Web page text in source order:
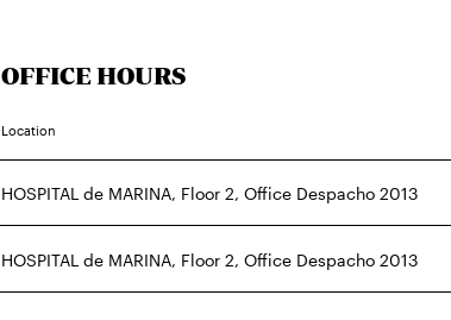
OFFICE HOURS
Location
HOSPITAL de MARINA, Floor 2, Office Despacho 2013
HOSPITAL de MARINA, Floor 2, Office Despacho 2013